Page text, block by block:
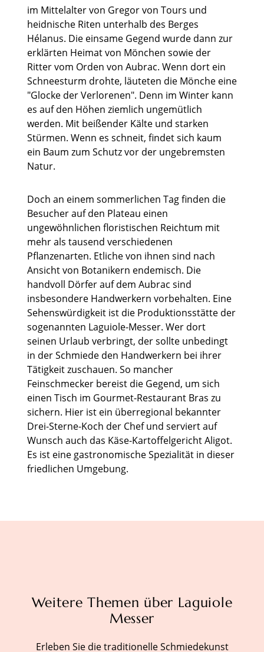
im Mittelalter von Gregor von Tours und
heidnische Riten unterhalb des Berges
Hélanus. Die einsame Gegend wurde dann zur
erklärten Heimat von Mönchen sowie der
Ritter vom Orden von Aubrac. Wenn dort ein
Schneesturm drohte, läuteten die Mönche eine
"Glocke der Verlorenen". Denn im Winter kann
es auf den Höhen ziemlich ungemütlich
werden. Mit beißender Kälte und starken
Stürmen. Wenn es schneit, findet sich kaum
ein Baum zum Schutz vor der ungebremsten
Natur.
Doch an einem sommerlichen Tag finden die
Besucher auf den Plateau einen
ungewöhnlichen floristischen Reichtum mit
mehr als tausend verschiedenen
Pflanzenarten. Etliche von ihnen sind nach
Ansicht von Botanikern endemisch. Die
handvoll Dörfer auf dem Aubrac sind
insbesondere Handwerkern vorbehalten. Eine
Sehenswürdigkeit ist die Produktionsstätte der
sogenannten Laguiole-Messer. Wer dort
seinen Urlaub verbringt, der sollte unbedingt
in der Schmiede den Handwerkern bei ihrer
Tätigkeit zuschauen. So mancher
Feinschmecker bereist die Gegend, um sich
einen Tisch im Gourmet-Restaurant Bras zu
sichern. Hier ist ein überregional bekannter
Drei-Sterne-Koch der Chef und serviert auf
Wunsch auch das Käse-Kartoffelgericht Aligot.
Es ist eine gastronomische Spezialität in dieser
friedlichen Umgebung.
Weitere Themen über Laguiole
Messer
Erleben Sie die traditionelle Schmiedekunst